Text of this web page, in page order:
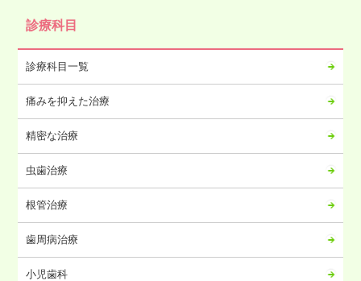
2024年08月
2024年07月
2024年06月
2024年05月
2024年04月
2024年03月
2024年02月
2024年01月
2023年12月
2023年11月
診療科目
診療科目一覧
痛みを抑えた治療
精密な治療
虫歯治療
根管治療
歯周病治療
小児歯科